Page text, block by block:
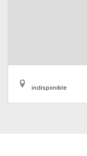
indisponible